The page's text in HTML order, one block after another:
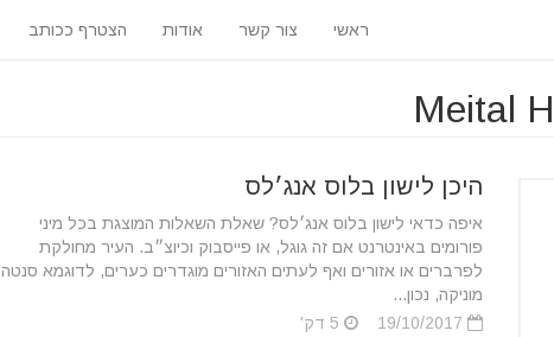
ראשי צור קשר אודות הצטרף ככותב
היכן לישון בלוס אנג׳לס
איפה כדאי לישון בלוס אנג׳לס? שאלת השאלות המוצגת בכל מיני
פורומים באינטרנט אם זה גוגל, או פייסבוק וכיוצ״ב. העיר מחולקת
לפרברים או אזורים ואף לעתים האזורים מוגדרים כערים, לדוגמא סנטה
מוניקה, נכון...